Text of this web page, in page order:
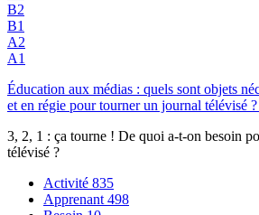
B2
B1
A2
A1
Éducation aux médias : quels sont objets
et en régie pour tourner un journal télévisé
3, 2, 1 : ça tourne ! De quoi a-t-on besoin
télévisé ?
Activité 835
Apprenant 498